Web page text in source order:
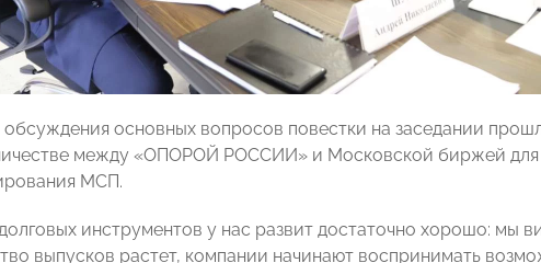
основных вопросов повестки на заседании
между «ОПОРОЙ РОССИИ» и Московской биржей для
МСП.
инструментов у нас развит достаточно хорошо: мы
выпусков растет, компании начинают воспринимать